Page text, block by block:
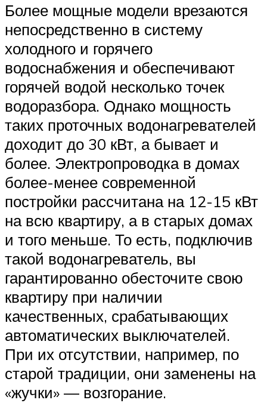
Более мощные модели врезаются
непосредственно в систему
холодного и горячего
водоснабжения и обеспечивают
горячей водой несколько точек
водоразбора. Однако мощность
таких проточных водонагревателей
доходит до 30 кВт, а бывает и
более. Электропроводка в домах
более-менее современной
постройки рассчитана на 12-15 кВт
на всю квартиру, а в старых домах
и того меньше. То есть, подключив
такой водонагреватель, вы
гарантированно обесточите свою
квартиру при наличии
качественных, срабатывающих
автоматических выключателей.
При их отсутствии, например, по
старой традиции, они заменены на
«жучки» — возгорание.